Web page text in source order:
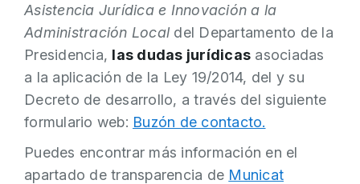
Asistencia Jurídica e Innovación a la
Administración Localdel Departamento de la
Presidencia, las dudas jurídicas asociadas
a la aplicación de la Ley 19/2014, del y su
Decreto de desarrollo, a través del siguiente
formulario web: Buzón de contacto.
Puedes encontrar más información en el
apartado de transparencia de Municat